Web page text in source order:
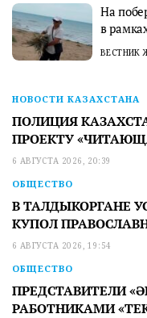
На
в
ВЕСТНИК
НОВОСТИ КАЗАХСТАНА
ПОЛИЦИЯ
ПРОЕКТУ
6 АВГУСТА 2026, 20:39
ОБЩЕСТВО
В ТАЛДЫКОРГАНЕ
КУПОЛ
6 АВГУСТА 2026, 19:54
ОБЩЕСТВО
ПРЕДСТАВИТЕЛИ
РАБОТНИКАМИ